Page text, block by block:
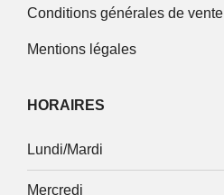
Conditions générales de vente
Mentions légales
HORAIRES
Lundi/Mardi
Mercredi